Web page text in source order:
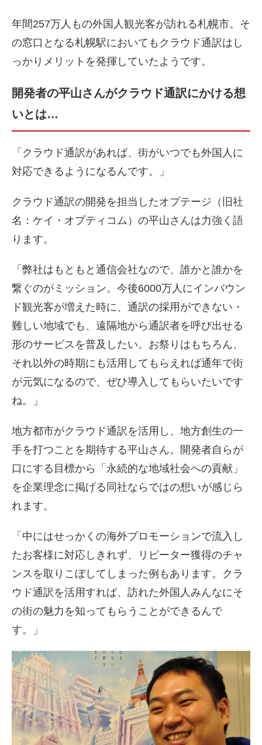
年間257万人もの外国人観光客が訪れる札幌市。そ
の窓口となる札幌駅においてもクラウド通訳はし
っかりメリットを発揮していたようです。
開発者の平山さんがクラウド通訳にかける想
いとは…
「クラウド通訳があれば、街がいつでも外国人に
対応できるようになるんです。」
クラウド通訳の開発を担当したオプテージ（旧社
名：ケイ・オプティコム）の平山さんは力強く語
ります。
「弊社はもともと通信会社なので、誰かと誰かを
繋ぐのがミッション。今後6000万人にインバウン
ド観光客が増えた時に、通訳の採用ができない・
難しい地域でも、遠隔地から通訳者を呼び出せる
形のサービスを普及したい。お祭りはもちろん、
それ以外の時期にも活用してもらえれば通年で街
が元気になるので、ぜひ導入してもらいたいです
ね。」
地方都市がクラウド通訳を活用し、地方創生の一
手を打つことを期待する平山さん。開発者自らが
口にする目標から「永続的な地域社会への貢献」
を企業理念に掲げる同社ならではの想いが感じら
れます。
「中にはせっかくの海外プロモーションで流入し
たお客様に対応しきれず、リピーター獲得のチャ
ンスを取りこぼしてしまった例もあります。クラ
ウド通訳を活用すれば、訪れた外国人みんなにそ
の街の魅力を知ってもらうことができるんで
す。」